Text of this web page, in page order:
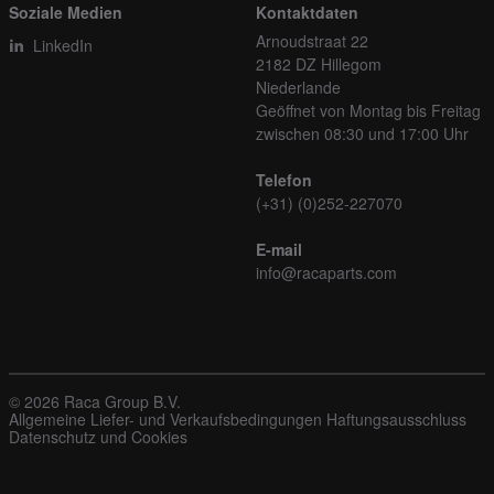
Soziale Medien
LinkedIn
Kontaktdaten
Arnoudstraat 22
2182 DZ Hillegom
Niederlande
Geöffnet von Montag bis Freitag
zwischen 08:30 und 17:00 Uhr
Telefon
(+31) (0)252-227070
E-mail
info@racaparts.com
© 2026 Raca Group B.V.
Allgemeine Liefer- und Verkaufsbedingungen Haftungsausschluss
Datenschutz und Cookies